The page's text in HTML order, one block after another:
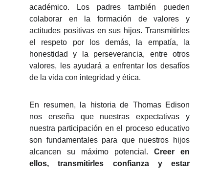
académico. Los padres también pueden
colaborar en la formación de valores y
actitudes positivas en sus hijos. Transmitirles
el respeto por los demás, la empatía, la
honestidad y la perseverancia, entre otros
valores, les ayudará a enfrentar los desafíos
de la vida con integridad y ética.
En resumen, la historia de Thomas Edison
nos enseña que nuestras expectativas y
nuestra participación en el proceso educativo
son fundamentales para que nuestros hijos
alcancen su máximo potencial. Creer en
ellos, transmitirles confianza y estar